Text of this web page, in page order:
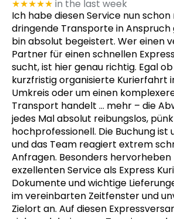
★★★★★ in the last week
Ich habe diesen Service nun
dringende Transporte in
bin absolut begeistert. Wer einen
Partner für einen schnellen
sucht, ist hier genau richtig. Egal
kurzfristig organisierte Kurierfahrt
Umkreis oder um einen
Transport handelt … mehr – die
jedes Mal absolut reibungslos,
hochprofessionell. Die Buchung ist
und das Team reagiert extrem
Anfragen. Besonders
exzellenten Service als Express
Dokumente und wichtige
im vereinbarten Zeitfenster und
Zielort an. Auf diesen